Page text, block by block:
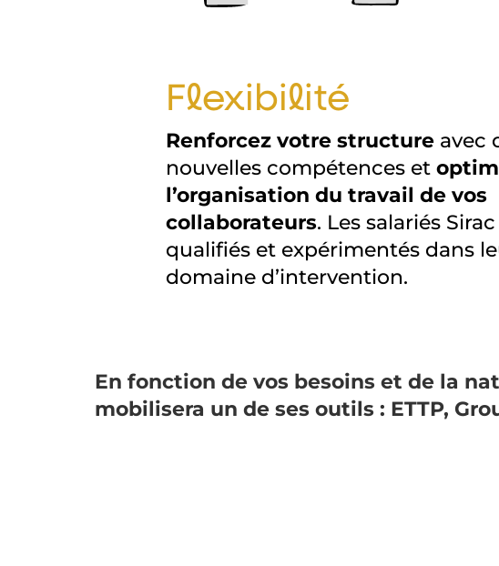
Flexibilité
Renforcez votre structureavec
nouvelles compétences et
l’organisation du travail de vos
collaborateurs. Les salariés
qualifiés et expérimentés dans
domaine d’intervention.
En fonction de vos besoins et de la
mobilisera un de ses outils : ETTP,